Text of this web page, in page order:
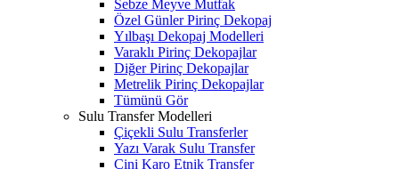
Sebze Meyve Mutfak
Özel Günler Pirinç Dekopaj
Yılbaşı Dekopaj Modelleri
Varaklı Pirinç Dekopajlar
Diğer Pirinç Dekopajlar
Metrelik Pirinç Dekopajlar
Tümünü Gör
Sulu Transfer Modelleri
Çiçekli Sulu Transferler
Yazı Varak Sulu Transfer
Çini Karo Etnik Transfer